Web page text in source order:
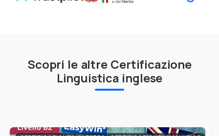
Scopri le altre Certificazione
Linguistica inglese